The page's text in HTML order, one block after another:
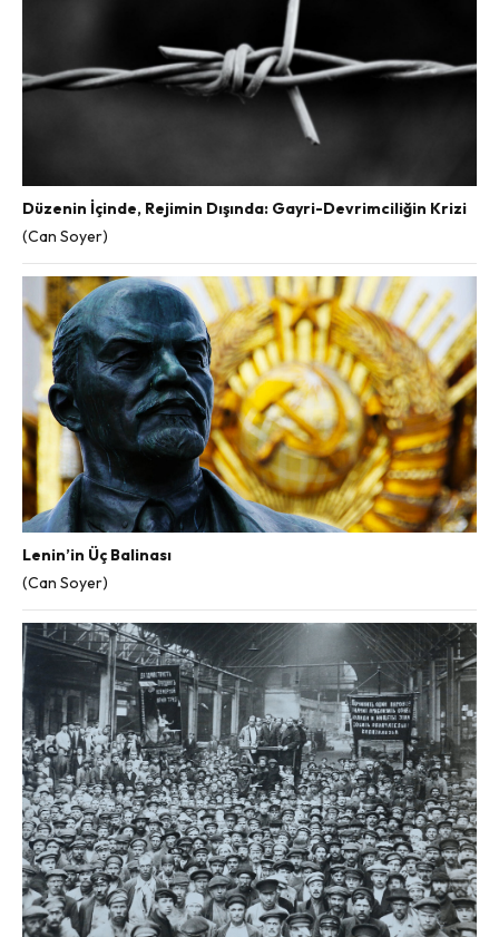
Düzenin İçinde, Rejimin Dışında: Gayri-Devrimciliğin Krizi
(Can Soyer)
Lenin’in Üç Balinası
(Can Soyer)